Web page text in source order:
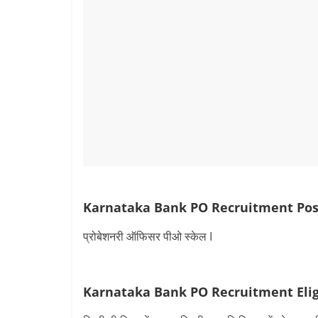
Karnataka Bank PO Recruitment
प्रोबेशनरी ऑफिसर पीओ स्केल I
Karnataka Bank PO Recruitment